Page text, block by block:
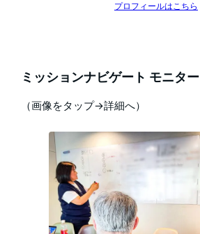
プロフィールはこちら
ミッションナビゲート モニター
（画像をタップ→詳細へ）